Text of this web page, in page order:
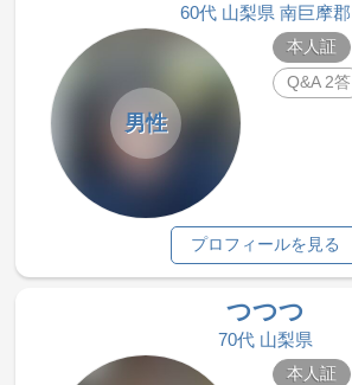
60代 山梨県 南巨摩郡
男性
本人証
Q&A 2答
プロフィールを見る
つつつ
70代 山梨県
本人証